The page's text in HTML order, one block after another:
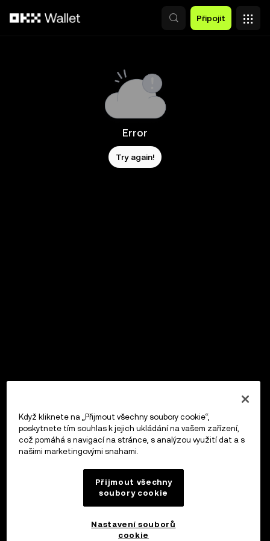
Připojit
Error
Try again!
Když kliknete na „Přijmout všechny soubory cookie“,
poskytnete tím souhlas k jejich ukládání na vašem zařízení,
což pomáhá s navigací na stránce, s analýzou využití dat a s
našimi marketingovými snahami.
Přijmout všechny
soubory cookie
Nastavení souborů
cookie